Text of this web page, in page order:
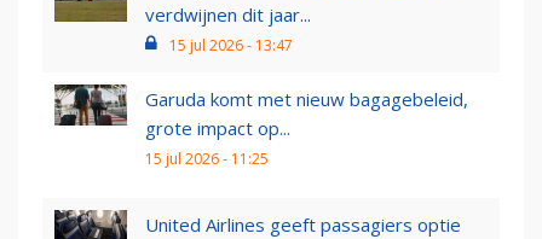
verdwijnen dit jaar...
15 jul 2026 - 13:47
Garuda komt met nieuw bagagebeleid,
grote impact op...
15 jul 2026 - 11:25
United Airlines geeft passagiers optie